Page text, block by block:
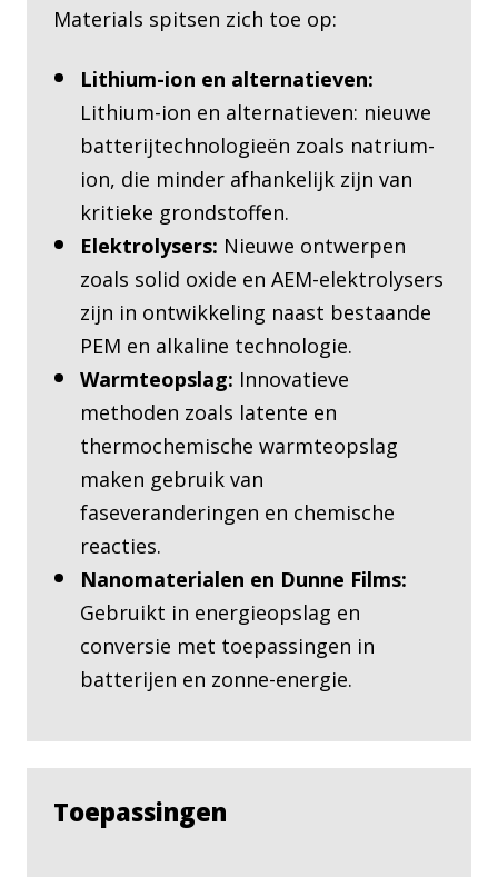
Materials spitsen zich toe op:
Lithium-ion en alternatieven:
Lithium-ion en alternatieven: nieuwe
batterijtechnologieën zoals natrium-
ion, die minder afhankelijk zijn van
kritieke grondstoffen.
Elektrolysers: Nieuwe ontwerpen
zoals solid oxide en AEM-elektrolysers
zijn in ontwikkeling naast bestaande
PEM en alkaline technologie.
Warmteopslag: Innovatieve
methoden zoals latente en
thermochemische warmteopslag
maken gebruik van
faseveranderingen en chemische
reacties.
Nanomaterialen en Dunne Films:
Gebruikt in energieopslag en
conversie met toepassingen in
batterijen en zonne-energie.
Toepassingen